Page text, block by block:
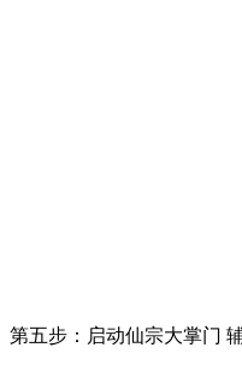
第五步：启动仙宗大掌门